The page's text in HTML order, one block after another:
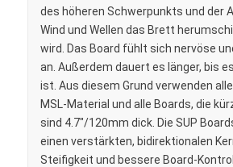
des höheren Schwerpunkts und der
Wind und Wellen das Brett
wird. Das Board fühlt sich nervöse
an. Außerdem dauert es länger, bis
ist. Aus diesem Grund verwenden
MSL-Material und alle Boards, die
sind 4.7″/120mm dick. Die SUP
einen verstärkten, bidirektionalen
Steifigkeit und bessere Board-